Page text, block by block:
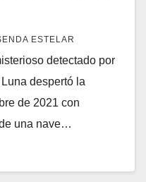
ESTELAR
detectado por
despertó la
de 2021 con
una nave…